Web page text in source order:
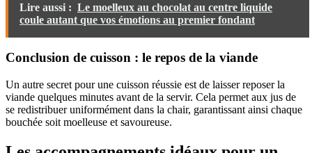
Lire aussi : Le moelleux au chocolat au centre liquide
coule autant que vos émotions au premier fondant
Conclusion de cuisson : le repos de la viande
Un autre secret pour une cuisson réussie est de laisser reposer la
viande quelques minutes avant de la servir. Cela permet aux jus de
se redistribuer uniformément dans la chair, garantissant ainsi chaque
bouchée soit moelleuse et savoureuse.